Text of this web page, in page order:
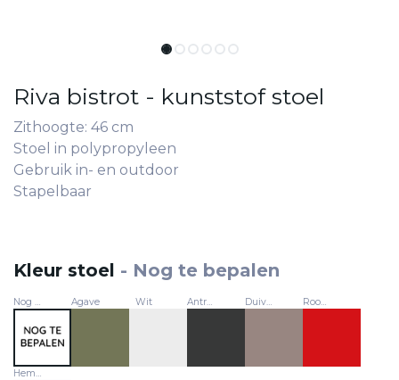
Riva bistrot - kunststof stoel
Zithoogte: 46 cm
Stoel in polypropyleen
Gebruik in- en outdoor
Stapelbaar
Kleur stoel - Nog te bepalen
Nog te bepalen Agave Wit Antraciet Duivengrijs (Tortora) Rood (Rosso)
Hemelsblauw (Celeste)